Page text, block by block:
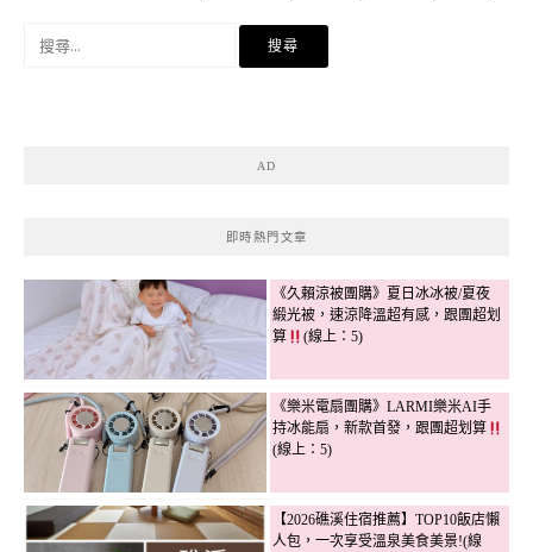
AD
即時熱門文章
《久賴涼被團購》夏日冰冰被/夏夜
緞光被，速涼降溫超有感，跟團超划
算
(線上：5)
《樂米電扇團購》LARMI樂米AI手
持冰能扇，新款首發，跟團超划算
(線上：5)
【2026礁溪住宿推薦】TOP10飯店懶
人包，一次享受溫泉美食美景!(線